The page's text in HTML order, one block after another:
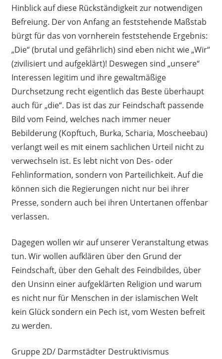
Hinblick auf diese Rückständigkeit zur notwendigen
Befreiung. Der von Anfang an feststehende Maßstab
bürgt für das von vornherein feststehende Ergebnis:
„Die“ (brutal und gefährlich) sind eben nicht wie „Wir“
(zivilisiert und aufgeklärt)! Deswegen sind „unsere“
Interessen legitim und ihre gewaltmäßige
Durchsetzung recht eigentlich das Beste überhaupt
auch für „die“. Das ist das zur Feindschaft passende
Bild vom Feind, welches nach immer neuer
Bebilderung (Kopftuch, Burka, Scharia, Moscheebau)
verlangt weil es mit einem sachlichen Urteil nicht zu
verwechseln ist. Es lebt nicht von Des- oder
Fehlinformation, sondern von Parteilichkeit. Auf die
können sich die Regierungen nicht nur bei ihrer
Presse, sondern auch bei ihren Untertanen offenbar
verlassen.
Dagegen wollen wir auf unserer Veranstaltung etwas
tun. Wir wollen aufklären über den Grund der
Feindschaft, über den Gehalt des Feindbildes, über
den Unsinn einer aufgeklärten Religion und warum
es nicht nur für Menschen in der islamischen Welt
kein Glück sondern ein Pech ist, vom Westen befreit
zu werden.
Gruppe 2D/ Darmstädter Destruktivismus